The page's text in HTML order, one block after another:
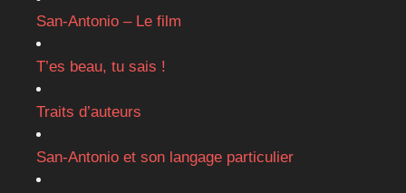
San-Antonio – Le film
T’es beau, tu sais !
Traits d’auteurs
San-Antonio et son langage particulier